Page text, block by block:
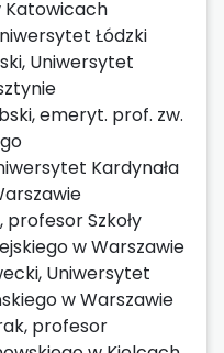
Katowicach
Łódzki
Uniwersytet
emeryt. prof. zw.
Kardynała
Szkoły
w Warszawie
Uniwersytet
w Warszawie
profesor